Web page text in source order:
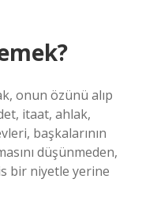
onun özünü alıp
itaat, ahlak,
başkalarının
düşünmeden,
bir niyetle yerine